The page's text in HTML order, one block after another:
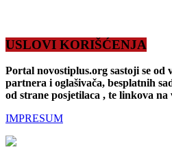
USLOVI KORIŠĆENJA
Portal novostiplus.org sastoji se od
partnera i oglašivača, besplatnih
od strane posjetilaca , te linkova na
IMPRESUM